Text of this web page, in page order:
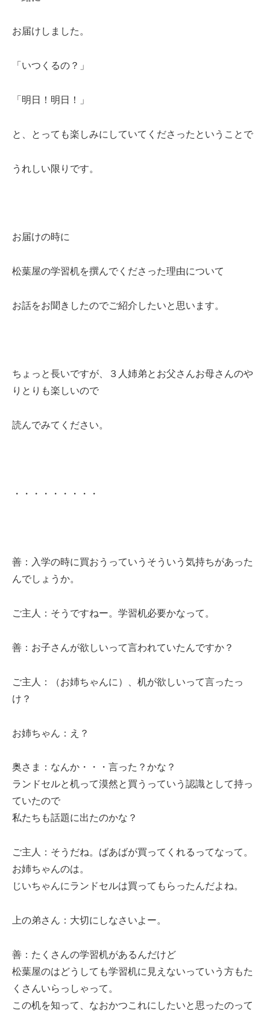
お届けしました。
「いつくるの？」
「明日！明日！」
と、とっても楽しみにしていてくださったということで
うれしい限りです。
お届けの時に
松葉屋の学習机を撰んでくださった理由について
お話をお聞きしたのでご紹介したいと思います。
ちょっと長いですが、３人姉弟とお父さんお母さんのや
りとりも楽しいので
読んでみてください。
・・・・・・・・・
善：入学の時に買おうっていうそういう気持ちがあった
んでしょうか。
ご主人：そうですねー。学習机必要かなって。
善：お子さんが欲しいって言われていたんですか？
ご主人：（お姉ちゃんに）、机が欲しいって言ったっ
け？
お姉ちゃん：え？
奥さま：なんか・・・言った？かな？
ランドセルと机って漠然と買うっていう認識として持っ
ていたので
私たちも話題に出たのかな？
ご主人：そうだね。ばあばが買ってくれるってなって。
お姉ちゃんのは。
じいちゃんにランドセルは買ってもらったんだよね。
上の弟さん：大切にしなさいよー。
善：たくさんの学習机があるんだけど
松葉屋のはどうしても学習机に見えないっていう方もた
くさんいらっしゃって。
この机を知って、なおかつこれにしたいと思ったのって